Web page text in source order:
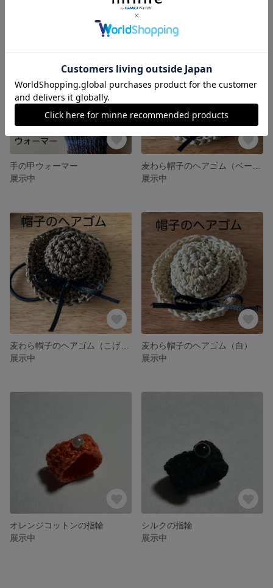
手の甲ウォーマー
展示中
展示中
展示中
麦わら帽子のヘアゴム（白）
展示中
オレンジコットンの指輪
展示中
シルクの指輪
展示中